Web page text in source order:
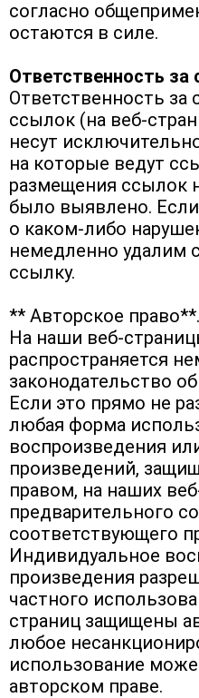
согласно
остаются в силе.
Ответственность за
Ответственность
ссылок (на веб-
несут
на которые ведут
размещения ссылок
было выявлено.
о каком-либо
немедленно удалим
ссылку.
** Авторское право**.
На наши веб-
распространяется
законодательство
Если это прямо не
любая форма
воспроизведения
произведений,
правом, на наших
предварительного
соответствующего
Индивидуальное
произведения
частного
страниц защищены
любое
использование
авторском праве.